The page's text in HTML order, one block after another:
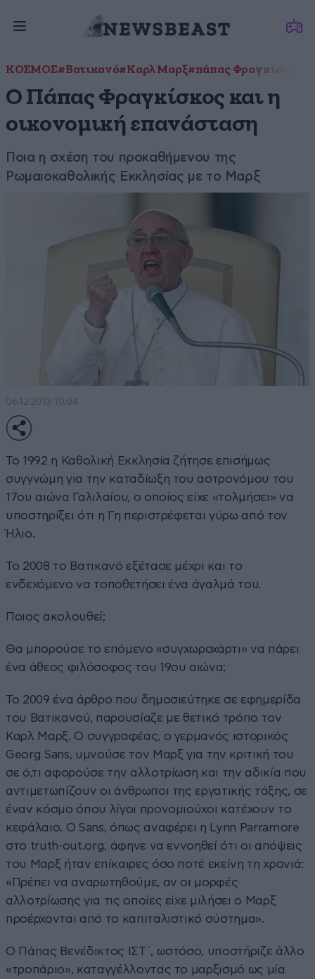
ΚΟΣΜΟΣ#Βατικανό#Καρλ Μαρξ#πάπας Φραγκίσκος
Ο Πάπας Φραγκίσκος και η
οικονομική επανάσταση
Ποια η σχέση του προκαθήμενου της
Ρωμαιοκαθολικής Εκκλησίας με το Μαρξ
06·12·2013 10:04
Το 1992 η Καθολική Εκκλησία ζήτησε επισήμως
συγγνώμη για την καταδίωξη του αστρονόμου του
17ου αιώνα Γαλιλαίου, ο οποίος είχε «τολμήσει» να
υποστηρίξει ότι η Γη περιστρέφεται γύρω από τον
Ήλιο.
Το 2008 το Βατικανό εξέτασε μέχρι και το
ενδεχόμενο να τοποθετήσει ένα άγαλμά του.
Ποιος ακολουθεί;
Θα μπορούσε το επόμενο «συγχωροχάρτι» να πάρει
ένα άθεος φιλόσοφος του 19ου αιώνα;
Το 2009 ένα άρθρο που δημοσιεύτηκε σε εφημερίδα
του Βατικανού, παρουσίαζε με θετικό τρόπο τον
Καρλ Μαρξ. Ο συγγραφέας, ο γερμανός ιστορικός
Georg Sans, υμνούσε τον Μαρξ για την κριτική του
σε ό,τι αφορούσε την αλλοτρίωση και την αδικία που
αντιμετωπίζουν οι άνθρωποι της εργατικής τάξης, σε
έναν κόσμο όπου λίγοι προνομιούχοι κατέχουν το
κεφάλαιο. Ο Sans, όπως αναφέρει η Lynn Parramore
στο truth-out.org, άφηνε να εννοηθεί ότι οι απόψεις
του Μαρξ ήταν επίκαιρες όσο ποτέ εκείνη τη χρονιά:
«Πρέπει να αναρωτηθούμε, αν οι μορφές
αλλοτρίωσης για τις οποίες είχε μιλήσει ο Μαρξ
προέρχονται από το καπιταλιστικό σύστημα».
Ο Πάπας Βενέδικτος ΙΣΤ΄, ωστόσο, υποστήριζε άλλο
«τροπάριο», καταγγέλλοντας το μαρξισμό ως μία